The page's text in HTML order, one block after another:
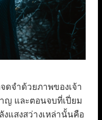
ดจำด้วยภาพของเจ้า
ญ และตอนจบที่เปี่ยม
แสงสว่างเหล่านั้นคือ